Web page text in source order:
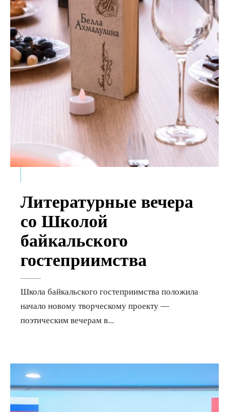
Литературные вечера
со Школой
байкальского
гостеприимства
Школа байкальского гостеприимства положила
начало новому творческому проекту —
поэтическим вечерам в...